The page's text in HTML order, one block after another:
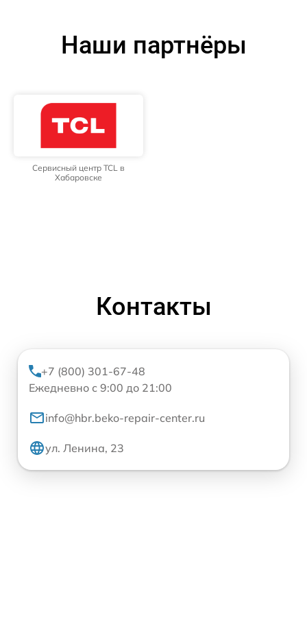
Наши партнёры
Сервисный центр TCL в
Хабаровске
Контакты
+7 (800) 301-67-48
Ежедневно с 9:00 до 21:00
info@hbr.beko-repair-center.ru
ул. Ленина, 23